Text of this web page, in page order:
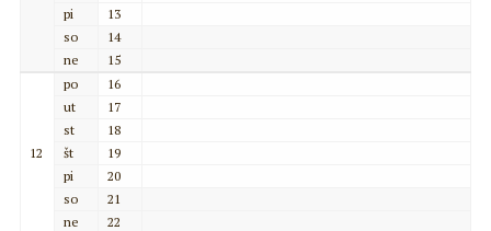
pi
13
so
14
ne
15
12
po
16
ut
17
st
18
št
19
pi
20
so
21
ne
22